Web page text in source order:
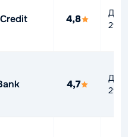
4,8
До
4,7
До